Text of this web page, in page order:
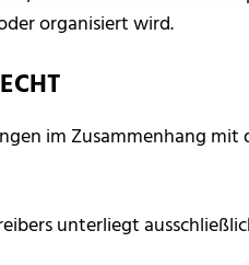
organisiert wird.
im Zusammenhang
unterliegt